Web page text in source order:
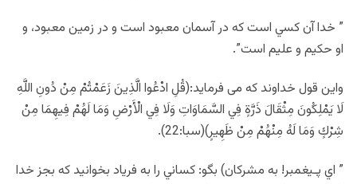
” خدا آن کسي است که در آسمان معبود است و در زمين معبود، و
او حکيم و عليم است”.
واین قول خداوند که می فرماید:(قُلِ ادْعُوا الَّذِينَ زَعَمْتُمْ مِنْ دُونِ اللَّهِ
لَا يَمْلِكُونَ مِثْقَالَ ذَرَّةٍ فِي السَّمَاوَاتِ وَلَا فِي الْأَرْضِ وَمَا لَهُمْ فِيهِمَا مِنْ
شِرْكٍ وَمَا لَهُ مِنْهُمْ مِنْ ظَهِيرٍ)(سبا:22).
” اي پـيغمبر! به مشركان) بگو: کساني را به فرياد بخوانيد که بجز خدا